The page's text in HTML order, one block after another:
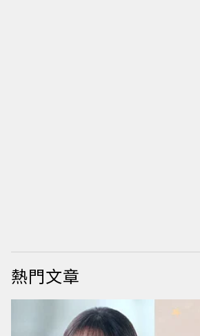
熱門文章